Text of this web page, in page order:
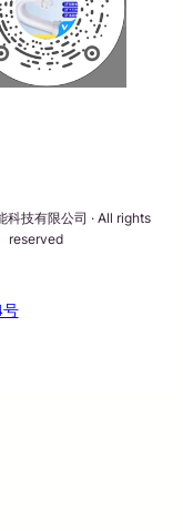
科技有限公司 · All rights
reserved